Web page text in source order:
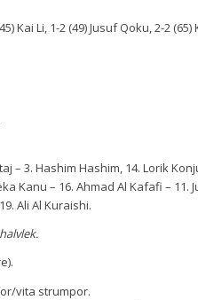
Kai Li, 1-2 (49) Jusuf Qoku, 2-2
– 3. Hashim Hashim, 14. Lorik
Kanu – 16. Ahmad Al Kafafi –
Ali Al Kuraishi.
vita strumpor.